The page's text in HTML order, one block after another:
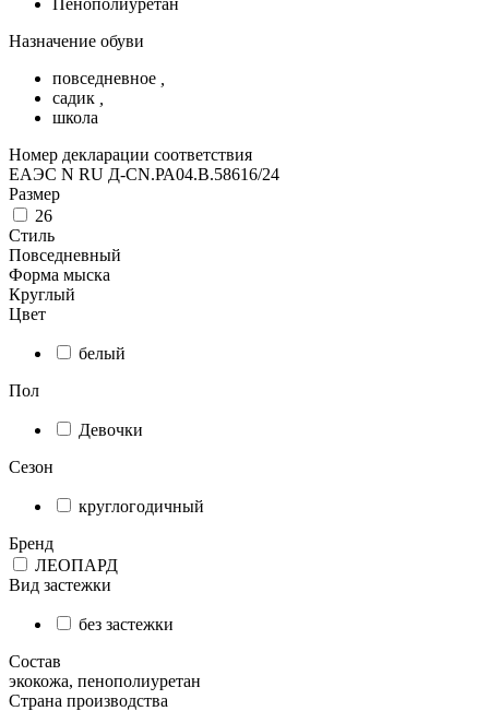
Назначение обуви
повседневное
садик
школа
Номер декларации соответствия
ЕАЭС N RU Д-CN.РА04.В.58616/24
Размер
26
Стиль
Повседневный
Форма мыска
Круглый
Цвет
белый
Пол
Девочки
Сезон
круглогодичный
Бренд
ЛЕОПАРД
Вид застежки
без застежки
Состав
экокожа, пенополиуретан
Страна производства